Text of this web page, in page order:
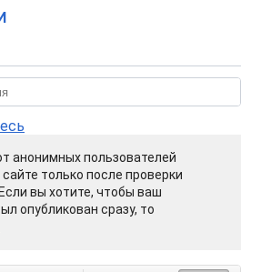
анонимных пользователей
только после проверки
вы хотите, чтобы ваш
опубликован сразу, то